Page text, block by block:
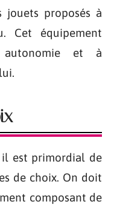
proposés à
Cet équipement
et à
il est primordial de
de choix. On doit
composant de